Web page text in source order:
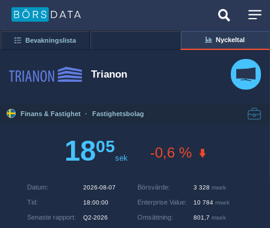
Bevakningslista Nyckeltal
Trianon
Finans & Fastighet · Fastighetsbolag
1805
sek -0,6 %
Datum: 2026-08-07
Tid: 18:00:00
Senaste rapport: Q2-2026
Börsvärde: 3 328 msek
Enterprise Value: 10 784 msek
Omsättning: 801,7 msek